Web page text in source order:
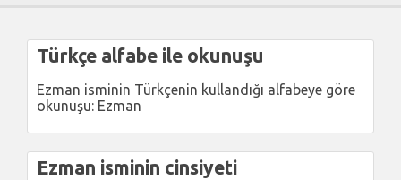
Türkçe alfabe ile okunuşu
Ezman isminin Türkçenin kullandığı alfabeye göre
okunuşu: Ezman
Ezman isminin cinsiyeti